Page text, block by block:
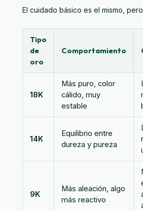
El cuidado básico es el mismo,
Tipo
de
oro
Comportamiento
18K
Más puro, color
cálido, muy
estable
14K
Equilibrio entre
dureza y pureza
9K
Más aleación, algo
más reactivo